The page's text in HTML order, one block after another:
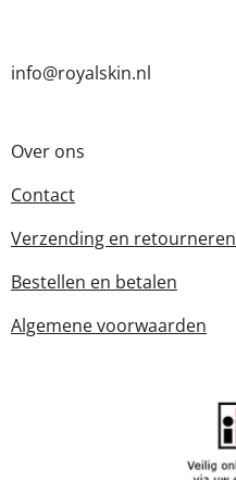
info@royalskin.nl
Over ons
Contact
Verzending en retourneren
Bestellen en betalen
Algemene voorwaarden